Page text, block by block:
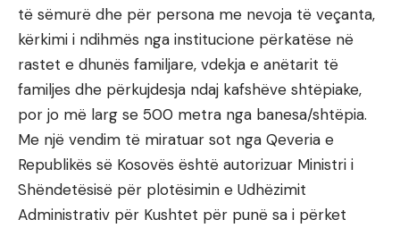
të sëmurë dhe për persona me nevoja të veçanta,
kërkimi i ndihmës nga institucione përkatëse në
rastet e dhunës familjare, vdekja e anëtarit të
familjes dhe përkujdesja ndaj kafshëve shtëpiake,
por jo më larg se 500 metra nga banesa/shtëpia.
Me një vendim të miratuar sot nga Qeveria e
Republikës së Kosovës është autorizuar Ministri i
Shëndetësisë për plotësimin e Udhëzimit
Administrativ për Kushtet për punë sa i përket